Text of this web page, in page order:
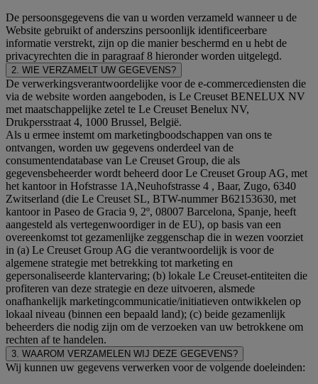
De persoonsgegevens die van u worden verzameld wanneer u de
Website gebruikt of anderszins persoonlijk identificeerbare
informatie verstrekt, zijn op die manier beschermd en u hebt de
privacyrechten die in paragraaf 8 hieronder worden uitgelegd.
2. WIE VERZAMELT UW GEGEVENS?
De verwerkingsverantwoordelijke voor de e-commercediensten die
via de website worden aangeboden, is Le Creuset BENELUX NV
met maatschappelijke zetel te Le Creuset Benelux NV,
Drukpersstraat 4, 1000 Brussel, België.
Als u ermee instemt om marketingboodschappen van ons te
ontvangen, worden uw gegevens onderdeel van de
consumentendatabase van Le Creuset Group, die als
gegevensbeheerder wordt beheerd door Le Creuset Group AG, met
het kantoor in Hofstrasse 1A,Neuhofstrasse 4 , Baar, Zugo, 6340
Zwitserland (die Le Creuset SL, BTW-nummer B62153630, met
kantoor in Paseo de Gracia 9, 2º, 08007 Barcelona, Spanje, heeft
aangesteld als vertegenwoordiger in de EU), op basis van een
overeenkomst tot gezamenlijke zeggenschap die in wezen voorziet
in (a) Le Creuset Group AG die verantwoordelijk is voor de
algemene strategie met betrekking tot marketing en
gepersonaliseerde klantervaring; (b) lokale Le Creuset-entiteiten die
profiteren van deze strategie en deze uitvoeren, alsmede
onafhankelijk marketingcommunicatie/initiatieven ontwikkelen op
lokaal niveau (binnen een bepaald land); (c) beide gezamenlijk
beheerders die nodig zijn om de verzoeken van uw betrokkene om
rechten af te handelen.
3. WAAROM VERZAMELEN WIJ DEZE GEGEVENS?
Wij kunnen uw gegevens verwerken voor de volgende doeleinden: